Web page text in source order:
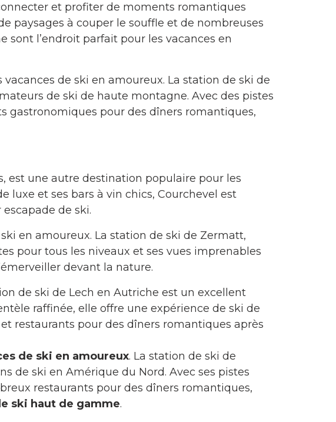
et profiter de moments romantiques
paysages à couper le souffle et de nombreuses
sont l’endroit parfait pour les vacances en
de ski en amoureux. La station de ski de
de ski de haute montagne. Avec des pistes
gastronomiques pour des dîners romantiques,
est une autre destination populaire pour les
luxe et ses bars à vin chics, Courchevel est
de ski.
en amoureux. La station de ski de Zermatt,
pour tous les niveaux et ses vues imprenables
devant la nature.
de ski de Lech en Autriche est un excellent
raffinée, elle offre une expérience de ski de
restaurants pour des dîners romantiques après
de ski en amoureux. La station de ski de
de ski en Amérique du Nord. Avec ses pistes
restaurants pour des dîners romantiques,
ski haut de gamme.